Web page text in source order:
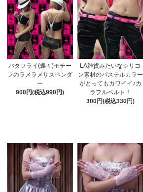
バタフライ(蝶々)モチー
フのラメラメサスペンダ
ー
900円(税込990円)
LA雑貨みたいなシリコ
ン素材のパステルカラー
がとってもカワイイ♪カ
ラフルベルト！
300円(税込330円)